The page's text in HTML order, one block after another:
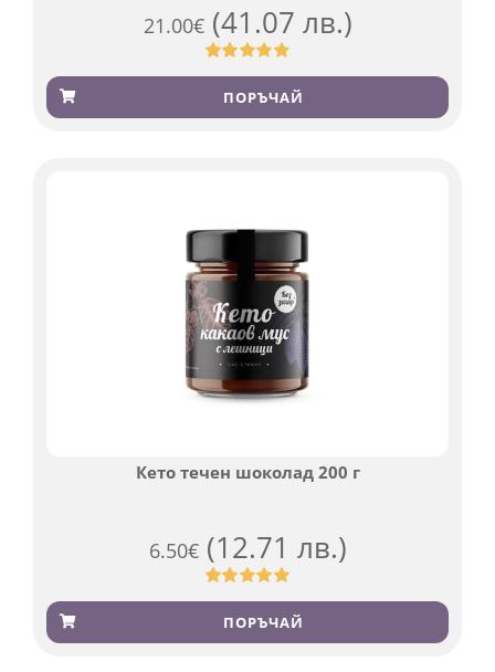
21.00€ (41.07 лв.)
Оценен
4.84 от 5,
базирано
369
ПОРЪЧАЙ
Кето течен шоколад 200 г
6.50€ (12.71 лв.)
Оценен
4.91 от 5,
базирано на
501
ПОРЪЧАЙ